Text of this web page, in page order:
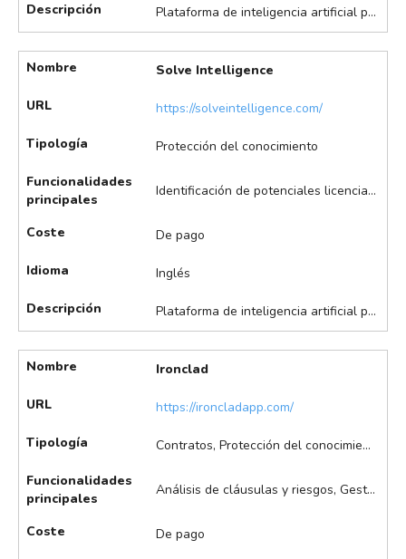
Descripción Plataforma de inteligencia artificial para la búsqueda y explotación de patentes, orientada a la valorización de la propiedad intelectual. Destaca en la búsqueda avanzada de patentes, redacción asistida, análisis de carteras y tecnologías, monitorización de competidores e identificación de oportunidades de licenciamiento, entre otros.
Nombre Solve Intelligence
URL https://solveintelligence.com/
Tipología Protección del conocimiento
Funcionalidades
principales
Identificación de potenciales licenciatarios, Monitorización de competidores, Tramitación asistida de registros
Coste De pago
Idioma Inglés
Descripción Plataforma de inteligencia artificial para la búsqueda y explotación de patentes, orientada a la valorización de la propiedad intelectual. Destaca en la tramitación asistida de registros, supervisión automatizada de progresos en la tramitación de registros.
Nombre Ironclad
URL https://ironcladapp.com/
Tipología Contratos, Protección del conocimiento
Funcionalidades
principales
Análisis de cláusulas y riesgos, Gestión asistida de contratos, Redacción asistida de contratos, Seguimiento de aprobaciones y firmas
Coste De pago